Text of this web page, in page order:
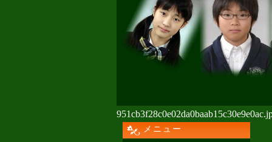
メニュー